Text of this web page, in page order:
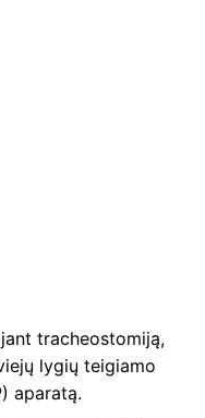
tracheostomiją,
lygių teigiamo
aparatą.